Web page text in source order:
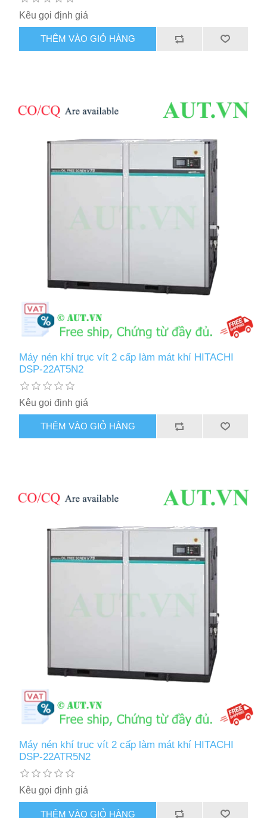
Kêu gọi định giá
THÊM VÀO GIỎ HÀNG
Máy nén khí trục vít 2 cấp làm mát khí HITACHI
DSP-22AT5N2
Kêu gọi định giá
THÊM VÀO GIỎ HÀNG
Máy nén khí trục vít 2 cấp làm mát khí HITACHI
DSP-22ATR5N2
Kêu gọi định giá
THÊM VÀO GIỎ HÀNG